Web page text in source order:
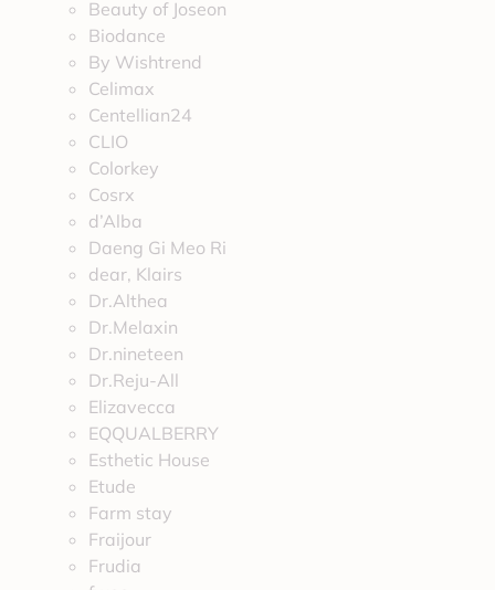
Beauty of Joseon
Biodance
By Wishtrend
Celimax
Centellian24
CLIO
Colorkey
Cosrx
d’Alba
Daeng Gi Meo Ri
dear, Klairs
Dr.Althea
Dr.Melaxin
Dr.nineteen
Dr.Reju-All
Elizavecca
EQQUALBERRY
Esthetic House
Etude
Farm stay
Fraijour
Frudia